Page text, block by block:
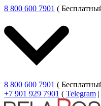
8 800 600 7901 (
8 800 600 7901 (
+7 901 929 7901 ( Telegram |